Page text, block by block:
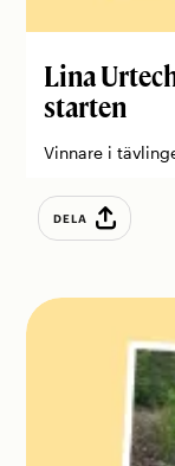
Lina
starten
Vinnare i
DELA